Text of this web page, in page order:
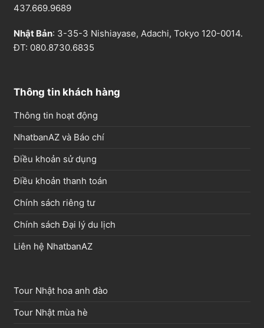
437.669.9689
Nhật Bản: 3-35-3 Nishiayase, Adachi, Tokyo 120-0014.
ĐT: 080.8730.6835
Thông tin khách hàng
Thông tin hoạt động
NhatbanAZ và Báo chí
Điều khoản sử dụng
Điều khoản thanh toán
Chính sách riêng tư
Chính sách Đại lý du lịch
Liên hệ NhatbanAZ
Tour Nhật hoa anh đào
Tour Nhật mùa hè